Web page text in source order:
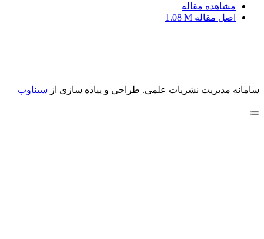
مشاهده مقاله
اصل مقاله 1.08 M
سامانه مدیریت نشریات علمی. طراحی و پیاده سازی از سیناوب